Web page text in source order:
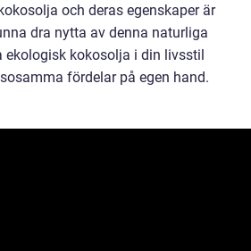
och deras egenskaper är
dra nytta av denna naturliga
ekologisk kokosolja i din livsstil
fördelar på egen hand.